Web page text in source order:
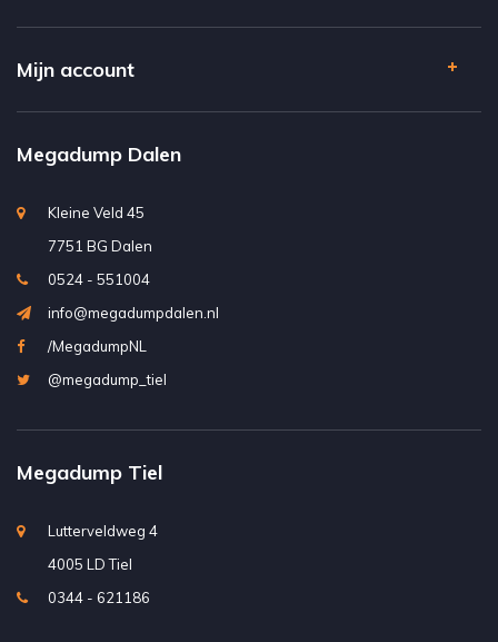
Mijn account
Megadump Dalen
Kleine Veld 45
7751 BG Dalen
0524 - 551004
info@megadumpdalen.nl
/MegadumpNL
@megadump_tiel
Megadump Tiel
Lutterveldweg 4
4005 LD Tiel
0344 - 621186